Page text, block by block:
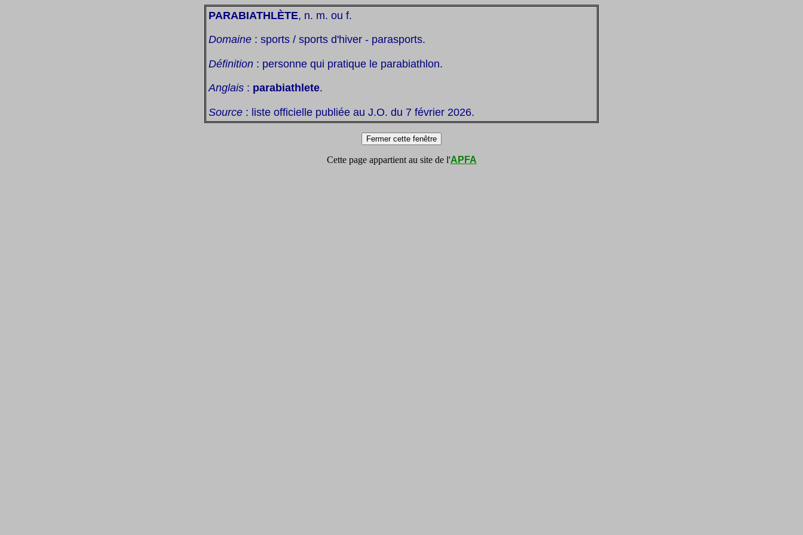
PARABIATHLÈTE, n. m. ou f.
Domaine : sports / sports d'hiver - parasports.
Définition : personne qui pratique le parabiathlon.
Anglais : parabiathlete.
Source : liste officielle publiée au J.O. du 7 février 2026.
Cette page appartient au site de l'APFA